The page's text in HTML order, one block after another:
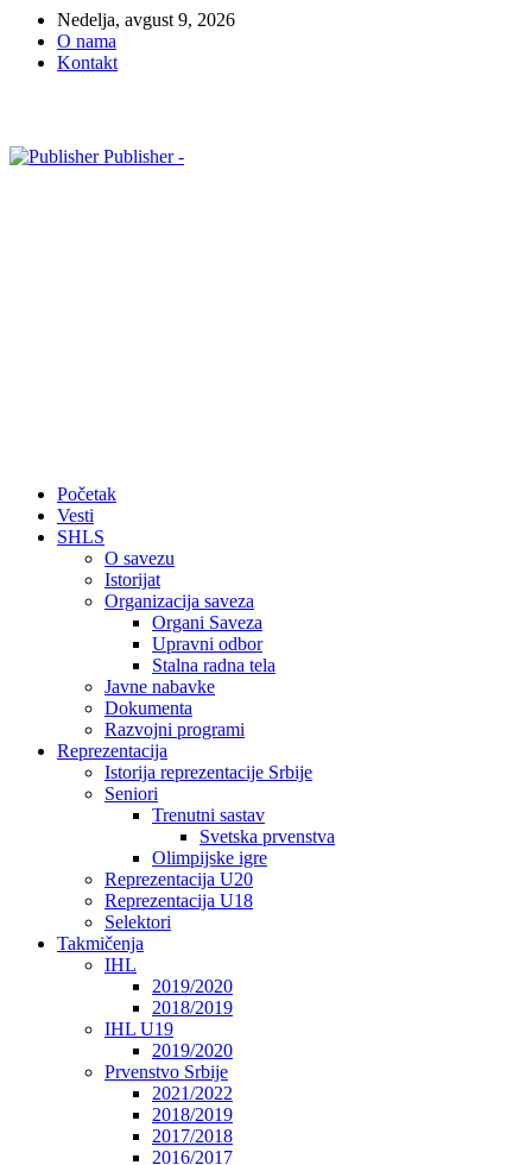
Nedelja, avgust 9, 2026
O nama
Kontakt
Publisher -
Početak
Vesti
SHLS
O savezu
Istorijat
Organizacija saveza
Organi Saveza
Upravni odbor
Stalna radna tela
Javne nabavke
Dokumenta
Razvojni programi
Reprezentacija
Istorija reprezentacije Srbije
Seniori
Trenutni sastav
Svetska prvenstva
Olimpijske igre
Reprezentacija U20
Reprezentacija U18
Selektori
Takmičenja
IHL
2019/2020
2018/2019
IHL U19
2019/2020
Prvenstvo Srbije
2021/2022
2018/2019
2017/2018
2016/2017